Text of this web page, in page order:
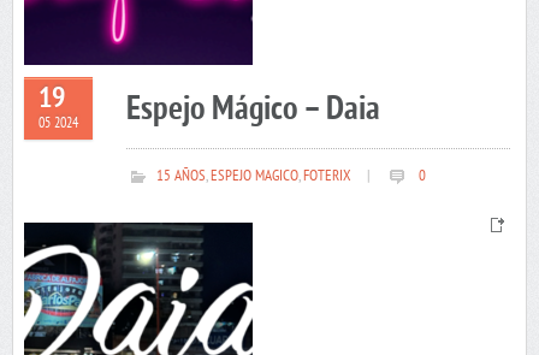
19
05 2024 Espejo Mágico – Daia
15 AÑOS,ESPEJO MAGICO,FOTERIX 0